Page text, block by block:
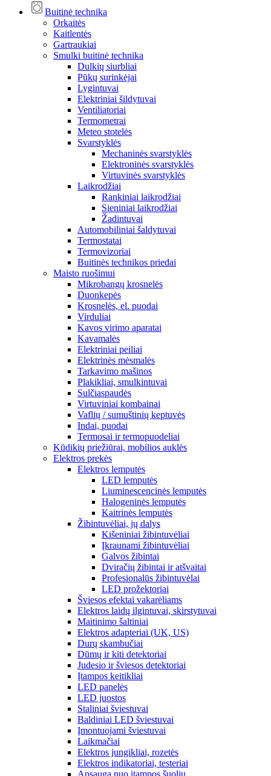
Buitinė technika
Orkaitės
Kaitlentės
Gartraukiai
Smulki buitinė technika
Dulkių siurbliai
Pūkų surinkėjai
Lygintuvai
Elektriniai šildytuvai
Ventiliatoriai
Termometrai
Meteo stotelės
Svarstyklės
Mechaninės svarstyklės
Elektroninės svarstyklės
Virtuvinės svarstyklės
Laikrodžiai
Rankiniai laikrodžiai
Sieniniai laikrodžiai
Žadintuvai
Automobiliniai šaldytuvai
Termostatai
Termovizoriai
Buitinės technikos priedai
Maisto ruošimui
Mikrobangų krosnelės
Duonkepės
Krosnelės, el. puodai
Virduliai
Kavos virimo aparatai
Kavamalės
Elektriniai peiliai
Elektrinės mėsmalės
Tarkavimo mašinos
Plakikliai, smulkintuvai
Sulčiaspaudės
Virtuviniai kombainai
Vaflių / sumuštinių keptuvės
Indai, puodai
Termosai ir termopuodeliai
Kūdikių priežiūrai, mobilios auklės
Elektros prekės
Elektros lemputės
LED lemputės
Liuminescencinės lemputės
Halogeninės lemputės
Kaitrinės lemputės
Žibintuvėliai, jų dalys
Kišeniniai žibintuvėliai
Įkraunami žibintuvėliai
Galvos žibintai
Dviračių žibintai ir atšvaitai
Profesionalūs žibintuvėlai
LED prožektoriai
Šviesos efektai vakarėliams
Elektros laidų ilgintuvai, skirstytuvai
Maitinimo šaltiniai
Elektros adapteriai (UK, US)
Durų skambučiai
Dūmų ir kiti detektoriai
Judesio ir šviesos detektoriai
Įtampos keitikliai
LED panelės
LED juostos
Staliniai šviestuvai
Baldiniai LED šviestuvai
Įmontuojami šviestuvai
Laikmačiai
Elektros jungikliai, rozetės
Elektros indikatoriai, testeriai
Apsauga nuo įtampos šuolių